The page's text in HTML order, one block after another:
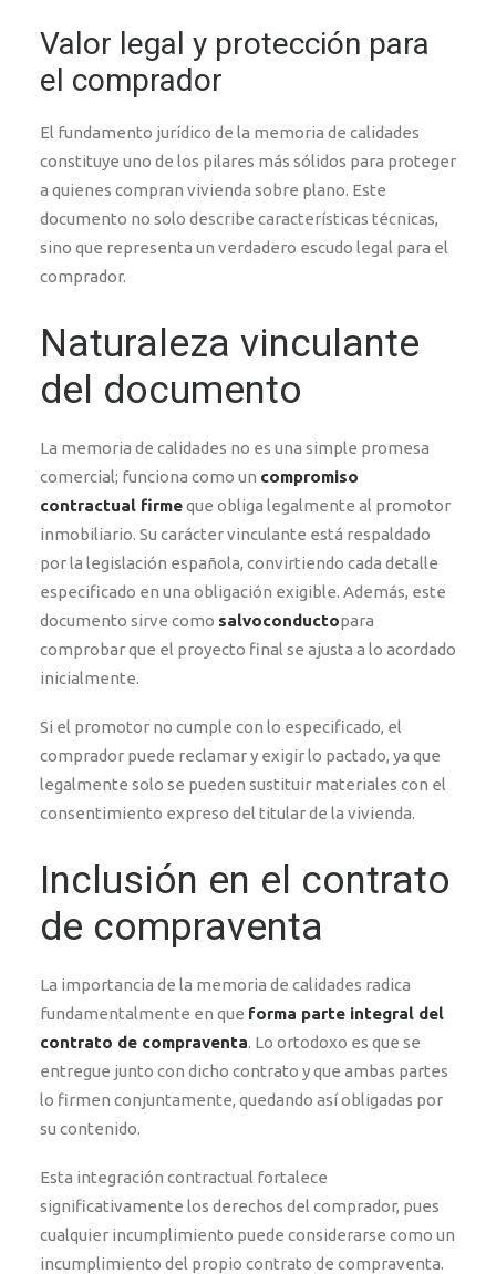
Valor legal y protección para
el comprador
El fundamento jurídico de la memoria de calidades
constituye uno de los pilares más sólidos para proteger
a quienes compran vivienda sobre plano. Este
documento no solo describe características técnicas,
sino que representa un verdadero escudo legal para el
comprador.
Naturaleza vinculante
del documento
La memoria de calidades no es una simple promesa
comercial; funciona como un compromiso
contractual firmeque obliga legalmente al promotor
inmobiliario. Su carácter vinculante está respaldado
por la legislación española, convirtiendo cada detalle
especificado en una obligación exigible. Además, este
documento sirve como salvoconductopara
comprobar que el proyecto final se ajusta a lo acordado
inicialmente.
Si el promotor no cumple con lo especificado, el
comprador puede reclamar y exigir lo pactado, ya que
legalmente solo se pueden sustituir materiales con el
consentimiento expreso del titular de la vivienda.
Inclusión en el contrato
de compraventa
La importancia de la memoria de calidades radica
fundamentalmente en que forma parte integral del
contrato de compraventa. Lo ortodoxo es que se
entregue junto con dicho contrato y que ambas partes
lo firmen conjuntamente, quedando así obligadas por
su contenido.
Esta integración contractual fortalece
significativamente los derechos del comprador, pues
cualquier incumplimiento puede considerarse como un
incumplimiento del propio contrato de compraventa.